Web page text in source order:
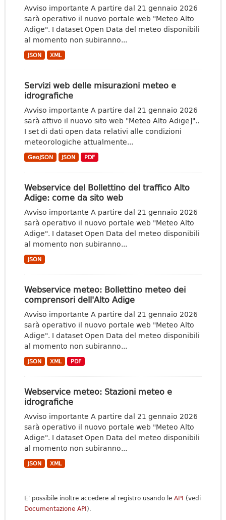
Avviso importante A partire dal 21 gennaio 2026
sarà operativo il nuovo portale web "Meteo Alto
Adige". I dataset Open Data del meteo disponibili
al momento non subiranno...
JSON XML
Servizi web delle misurazioni meteo e
idrografiche
Avviso importante A partire dal 21 gennaio 2026
sarà attivo il nuovo sito web "Meteo Alto Adige]"..
I set di dati open data relativi alle condizioni
meteorologiche attualmente...
GeoJSON JSON PDF
Webservice del Bollettino del traffico Alto
Adige: come da sito web
Avviso importante A partire dal 21 gennaio 2026
sarà operativo il nuovo portale web "Meteo Alto
Adige". I dataset Open Data del meteo disponibili
al momento non subiranno...
JSON
Webservice meteo: Bollettino meteo dei
comprensori dell'Alto Adige
Avviso importante A partire dal 21 gennaio 2026
sarà operativo il nuovo portale web "Meteo Alto
Adige". I dataset Open Data del meteo disponibili
al momento non subiranno...
JSON XML PDF
Webservice meteo: Stazioni meteo e
idrografiche
Avviso importante A partire dal 21 gennaio 2026
sarà operativo il nuovo portale web "Meteo Alto
Adige". I dataset Open Data del meteo disponibili
al momento non subiranno...
JSON XML
E' possibile inoltre accedere al registro usando le API (vedi
Documentazione API).